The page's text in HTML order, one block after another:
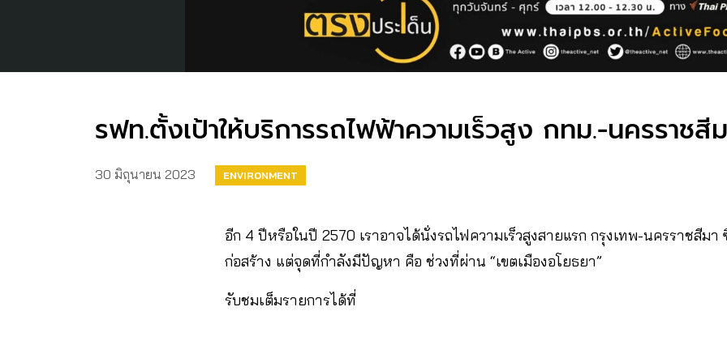
รฟท.ตั้งเป้าให้บริการรถไฟฟ้าความเร็วสูง กทม.-นครราชสี
30 มิถุนายน 2023
ENVIRONMENT
อีก 4 ปีหรือในปี 2570 เราอาจได้นั่งรถไฟความเร็วสูงสายแรก กรุงเทพ-นครราชสีมา
ก่อสร้าง แต่จุดที่กำลังมีปัญหา คือ ช่วงที่ผ่าน “เขตเมืองอโยธยา”
รับชมเต็มรายการได้ที่